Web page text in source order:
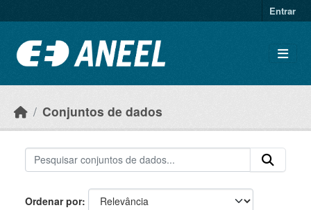
Entrar
Conjuntos de dados
Ordenar por